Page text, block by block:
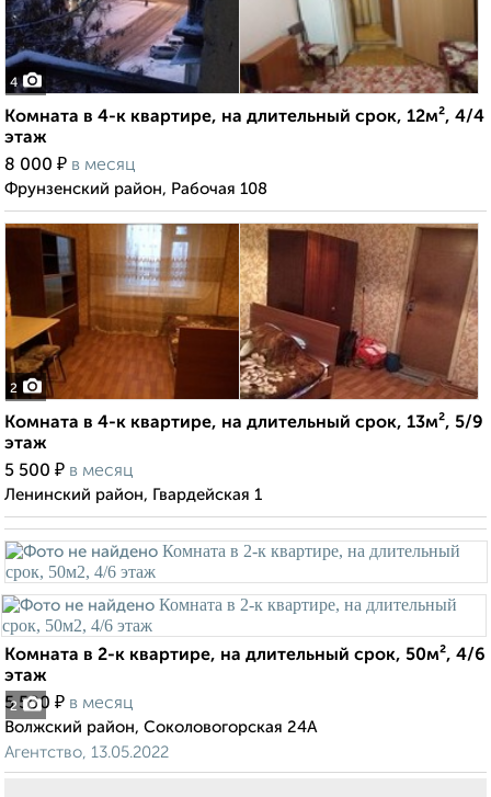
4
Комната в 4-к квартире, на длительный срок, 12м², 4/4
этаж
8 000 ₽ в месяц
Фрунзенский район, Рабочая 108
2
Комната в 4-к квартире, на длительный срок, 13м², 5/9
этаж
5 500 ₽ в месяц
Ленинский район, Гвардейская 1
2
Комната в 2-к квартире, на длительный срок, 50м², 4/6
этаж
5 500 ₽ в месяц
Волжский район, Соколовогорская 24А
Агентство, 13.05.2022